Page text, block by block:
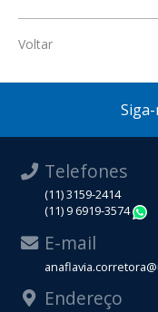
Voltar
Telefones
(11) 3159-2414
(11) 9 6919-3574
E-mail
Endereço